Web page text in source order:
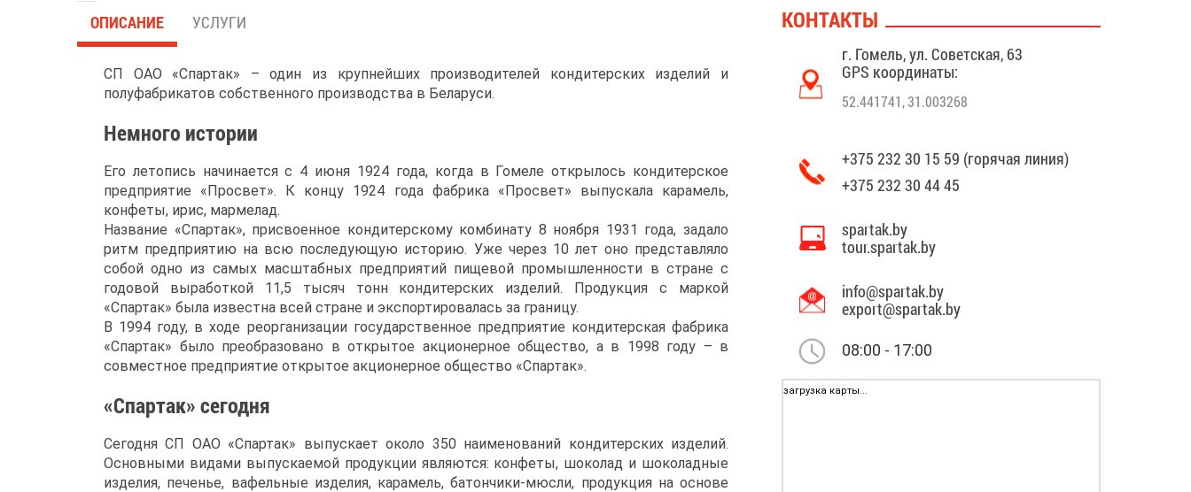
ОПИСАНИЕ УСЛУГИ
СП ОАО «Спартак» – один из крупнейших производителей кондитерских изделий и
полуфабрикатов собственного производства в Беларуси.
Немного истории
Его летопись начинается с 4 июня 1924 года, когда в Гомеле открылось кондитерское
предприятие «Просвет». К концу 1924 года фабрика «Просвет» выпускала карамель,
конфеты, ирис, мармелад.
Название «Спартак», присвоенное кондитерскому комбинату 8 ноября 1931 года, задало
ритм предприятию на всю последующую историю. Уже через 10 лет оно представляло
собой одно из самых масштабных предприятий пищевой промышленности в стране с
годовой выработкой 11,5 тысяч тонн кондитерских изделий. Продукция с маркой
«Спартак» была известна всей стране и экспортировалась за границу.
В 1994 году, в ходе реорганизации государственное предприятие кондитерская фабрика
«Спартак» было преобразовано в открытое акционерное общество, а в 1998 году – в
совместное предприятие открытое акционерное общество «Спартак».
«Спартак» сегодня
Сегодня СП ОАО «Спартак» выпускает около 350 наименований кондитерских изделий.
Основными видами выпускаемой продукции являются: конфеты, шоколад и шоколадные
изделия, печенье, вафельные изделия, карамель, батончики-мюсли, продукция на основе
КОНТАКТЫ
г. Гомель, ул. Советская, 63
GPS координаты:
52.441741, 31.003268
+375 232 30 15 59 (горячая линия)
+375 232 30 44 45
spartak.by
tour.spartak.by
info@spartak.by
export@spartak.by
08:00 - 17:00
загрузка карты...